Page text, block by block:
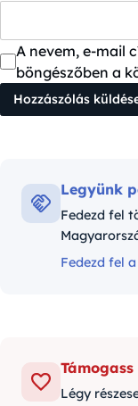
A nevem, e-mail
böngészőben a
Legyünk
Fedezd fel
Fedezd fel
Légy